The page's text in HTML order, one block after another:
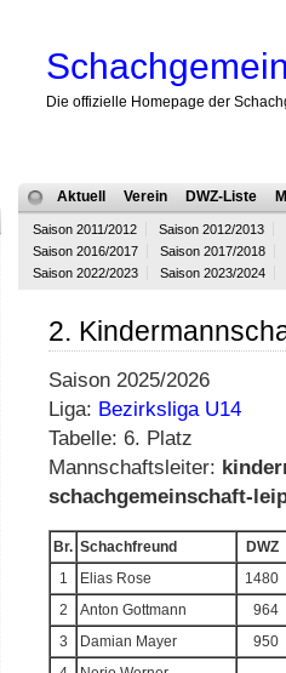
Die offizielle Homepage der
Aktuell Verein DWZ-Liste
Saison 2011/2012
Saison 2012/2013
Saison 2016/2017
Saison 2017/2018
Saison 2022/2023
Saison 2023/2024
2.
Saison 2025/2026
Liga: Bezirksliga U14
Tabelle: 6. Platz
Mannschaftsleiter:
schachgemeinschaft-
Br. Schachfreund
DWZ
1
Elias Rose
1480
2
Anton Gottmann
964
3
Damian Mayer
950